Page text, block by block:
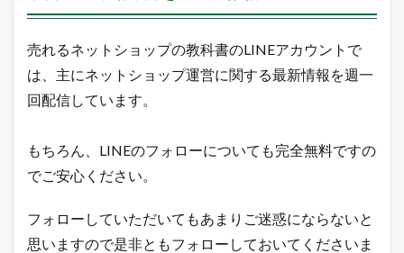
売れるネットショップの教科書のLINEアカウントで
は、主にネットショップ運営に関する最新情報を週一
回配信しています。
もちろん、LINEのフォローについても完全無料ですの
でご安心ください。
フォローしていただいてもあまりご迷惑にならないと
思いますので是非ともフォローしておいてくださいま